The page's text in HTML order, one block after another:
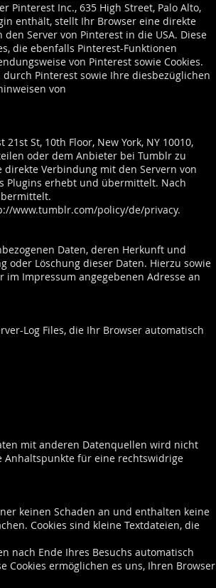
Pinterest Inc., 635 High Street, Palo Alto,
enthält, stellt Ihr Browser eine direkte
Server von Pinterest in die USA. Diese
die ebenfalls Pinterest-Funktionen
von Pinterest sowie Cookies.
Pinterest sowie Ihre diesbezüglichen
von
St, 10th Floor, New York, NY 10010,
oder dem Anbieter bei Tumblr zu
Verbindung mit den Servern von
Plugins erhebt und übermittelt. Nach
www.tumblr.com/policy/de/privacy.
Daten, deren Herkunft und
oder Löschung dieser Daten. Hierzu sowie
Impressum angegebenen Adresse an
Log Files, die Ihr Browser automatisch
mit anderen Datenquellen wird nicht
Anhaltspunkte für eine rechtswidrige
keinen Schaden an und enthalten keine
Cookies sind kleine Textdateien, die
nach Ende Ihres Besuchs automatisch
Cookies ermöglichen es uns, Ihren Browser